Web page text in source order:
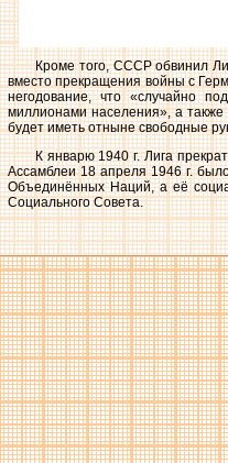
Кроме того, СССР обвинил
вместо прекращения войны с
негодование, что «случайно
миллионами населения», а
будет иметь отныне свободные
К январю 1940 г. Лига
Ассамблеи 18 апреля 1946 г.
Объединённых Наций, а её
Социального Совета.